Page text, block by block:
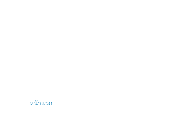
หน้าแรก